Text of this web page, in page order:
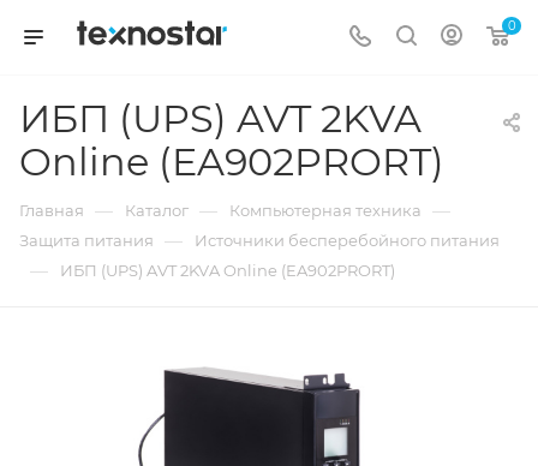
0
ИБП (UPS) AVT 2KVA
Online (EA902PRORT)
Главная — Каталог — Компьютерная техника —
Защита питания — Источники бесперебойного питания
— ИБП (UPS) AVT 2KVA Online (EA902PRORT)